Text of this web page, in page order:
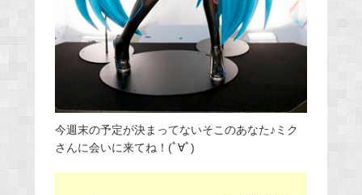
今週末の予定が決まってないそこのあなた♪ミク
さんに会いに来てね！(ﾟ∀ﾟ)